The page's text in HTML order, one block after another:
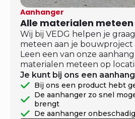
Aanhanger
Alle materialen
Wij bij VEDG helpen je
meteen aan je bouwproject
Leen een van onze
materialen meteen op
Je kunt bij ons een
Bij ons een product hebt
De aanhanger zo snel
brengt
De aanhanger